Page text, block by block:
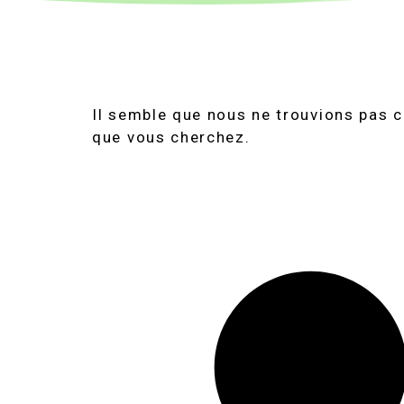
Il semble que nous ne trouvions pas
que vous cherchez.